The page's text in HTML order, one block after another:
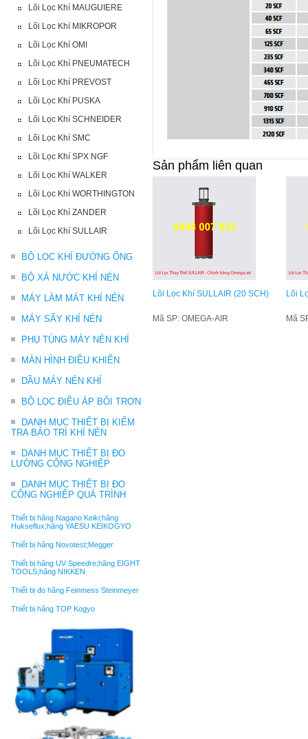
Lõi Lọc Khí MAUGUIERE
Lõi Lọc Khí MIKROPOR
Lõi Lọc Khí OMI
Lõi Lọc Khí PNEUMATECH
Lõi Lọc Khí PREVOST
Lõi Lọc Khí PUSKA
Lõi Lọc Khí SCHNEIDER
Lõi Lọc Khí SMC
Lõi Lọc Khí SPX NGF
Lõi Lọc Khí WALKER
Lõi Lọc Khí WORTHINGTON
Lõi Lọc Khí ZANDER
Lõi Lọc Khí SULLAIR
BỘ LỌC KHÍ ĐƯỜNG ỐNG
BỘ XẢ NƯỚC KHÍ NÉN
MÁY LÀM MÁT KHÍ NÉN
MÁY SẤY KHÍ NÉN
PHỤ TÙNG MÁY NÉN KHÍ
MÀN HÌNH ĐIỀU KHIỂN
DẦU MÁY NÉN KHÍ
BỘ LỌC ĐIỀU ÁP BÔI TRƠN
DANH MỤC THIẾT BỊ KIỂM
TRA BẢO TRÌ KHÍ NÉN
DANH MỤC THIẾT BỊ ĐO
LƯỜNG CÔNG NGHIỆP
DANH MỤC THIẾT BỊ ĐO
CÔNG NGHIỆP QUÁ TRÌNH
Thiết bị hãng Nagano Keiki;hãng
Hukseflux;hãng YAESU KEIKOGYO
Thiết bị hãng Novotest;Megger
Thiết bị hãng UV Speedre;hãng EIGHT
TOOLS;hãng NIKKEN
Thiết bị đo hãng Feinmess Steinmeyer
Thiết bị hãng TOP Kogyo
Sản phẩm liên quan
Lõi Lọc Khí SULLAIR (20 SCH)
Mã SP: OMEGA-AIR
Lõi
Mã